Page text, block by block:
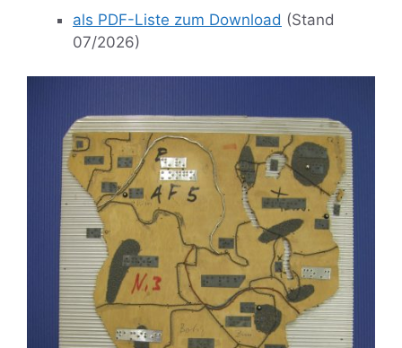
als PDF-Liste zum Download (Stand
07/2026)